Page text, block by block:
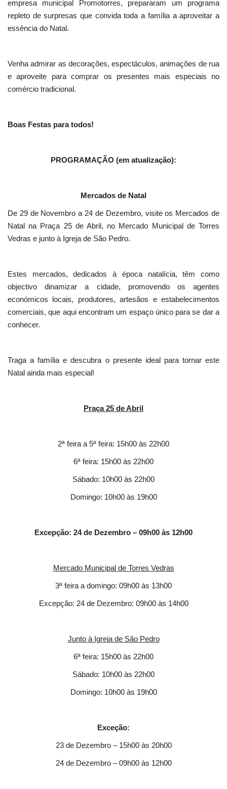
Ambiente
empresa municipal Promotorres, prepararam um programa
repleto de surpresas que convida toda a família a aproveitar a
essência do Natal.
Venha admirar as decorações, espectáculos, animações de rua
e aproveite para comprar os presentes mais especiais no
comércio tradicional.
Boas Festas para todos!
PROGRAMAÇÃO (em atualização):
Mercados de Natal
De 29 de Novembro a 24 de Dezembro, visite os Mercados de
Natal na Praça 25 de Abril, no Mercado Municipal de Torres
Vedras e junto à Igreja de São Pedro.
Estes mercados, dedicados à época natalícia, têm como
objectivo dinamizar a cidade, promovendo os agentes
económicos locais, produtores, artesãos e estabelecimentos
comerciais, que aqui encontram um espaço único para se dar a
conhecer.
Traga a família e descubra o presente ideal para tornar este
Natal ainda mais especial!
Praça 25 de Abril
2ª feira a 5ª feira: 15h00 às 22h00
6ª feira: 15h00 às 22h00
Sábado: 10h00 às 22h00
Domingo: 10h00 às 19h00
Excepção: 24 de Dezembro – 09h00 às 12h00
Mercado Municipal de Torres Vedras
3ª feira a domingo: 09h00 às 13h00
Excepção: 24 de Dezembro: 09h00 às 14h00
Junto à Igreja de São Pedro
6ª feira: 15h00 às 22h00
Sábado: 10h00 às 22h00
Domingo: 10h00 às 19h00
Exceção:
23 de Dezembro – 15h00 às 20h00
24 de Dezembro – 09h00 às 12h00